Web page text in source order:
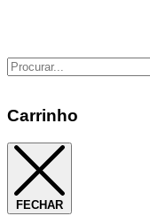
Carrinho
FECHAR